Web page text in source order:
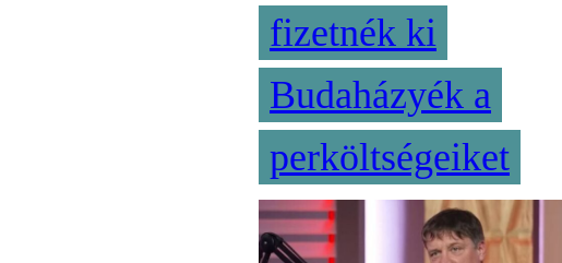
fizetnék ki
Budaházyék a
perköltségeiket